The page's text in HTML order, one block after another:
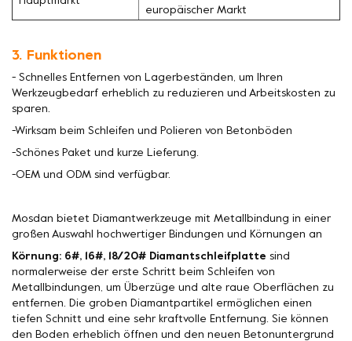
europäischer Markt
3. Funktionen
- Schnelles Entfernen von Lagerbeständen, um Ihren
Werkzeugbedarf erheblich zu reduzieren und Arbeitskosten zu
sparen.
-Wirksam beim Schleifen und Polieren von Betonböden
-Schönes Paket und kurze Lieferung.
-OEM und ODM sind verfügbar.
Mosdan bietet Diamantwerkzeuge mit Metallbindung in einer
großen Auswahl hochwertiger Bindungen und Körnungen an
Körnung: 6#, 16#, 18/20# Diamantschleifplatte sind
normalerweise der erste Schritt beim Schleifen von
Metallbindungen, um Überzüge und alte raue Oberflächen zu
entfernen. Die groben Diamantpartikel ermöglichen einen
tiefen Schnitt und eine sehr kraftvolle Entfernung. Sie können
den Boden erheblich öffnen und den neuen Betonuntergrund